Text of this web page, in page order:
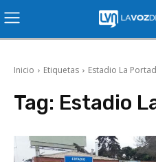
Inicio Etiquetas Estadio La
Tag: Estadio